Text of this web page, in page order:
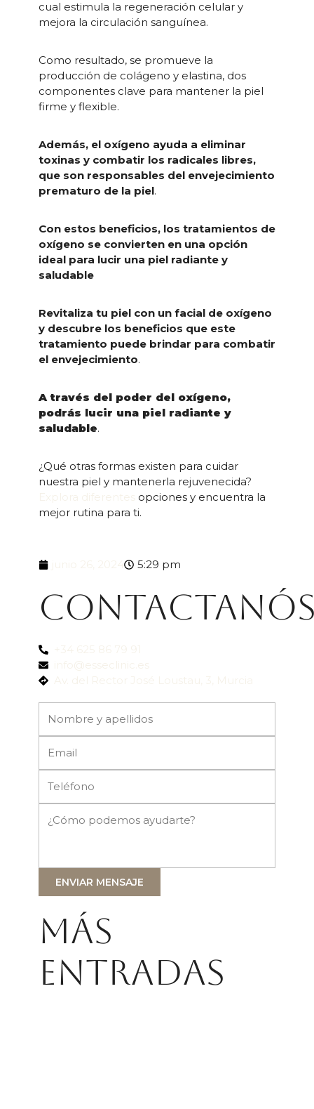
cual estimula la regeneración celular y
mejora la circulación sanguínea.
Como resultado, se promueve la
producción de colágeno y elastina, dos
componentes clave para mantener la piel
firme y flexible.
Además, el oxígeno ayuda a eliminar
toxinas y combatir los radicales libres,
que son responsables del envejecimiento
prematuro de la piel.
Con estos beneficios, los tratamientos de
oxígeno se convierten en una opción
ideal para lucir una piel radiante y
saludable
Revitaliza tu piel con un facial de oxígeno
y descubre los beneficios que este
tratamiento puede brindar para combatir
el envejecimiento.
A través del poder del oxígeno,
podrás lucir una piel radiante y
saludable.
¿Qué otras formas existen para cuidar
nuestra piel y mantenerla rejuvenecida?
opciones y encuentra la
mejor rutina para ti.
5:29 pm
ENVIAR MENSAJE
Más
entradas